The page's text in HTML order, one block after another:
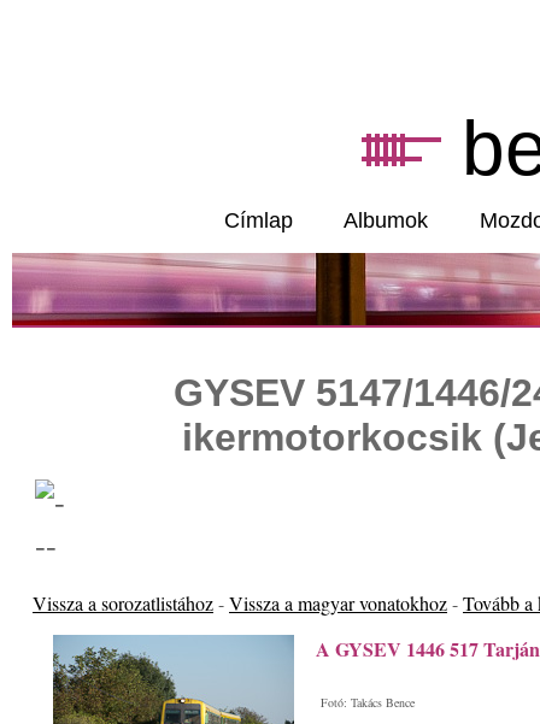
Címlap Albumok
GYSEV 5147/
ikermotorkocsik
Vissza a sorozatlistához-Vissza a magyar vonatokhoz-Tovább a
A GYSEV 1446 517
Fotó: Takács Bence